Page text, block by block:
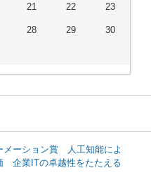
21 22 23
28 29 30
メーション賞 人工知能によ
企業ITの卓越性をたたえる